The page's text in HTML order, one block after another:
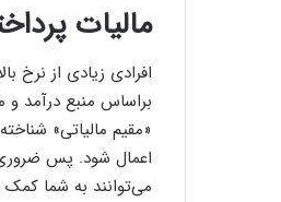
مالیات
افرادی زیادی از نرخ
«مقیم مالیاتی»
اعمال شود. پس
می‌توانند به شما کمک